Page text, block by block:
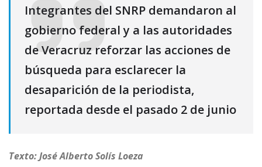
Integrantes del SNRP demandaron al
gobierno federal y a las autoridades
de Veracruz reforzar las acciones de
búsqueda para esclarecer la
desaparición de la periodista,
reportada desde el pasado 2 de junio
Texto: José Alberto Solís Loeza